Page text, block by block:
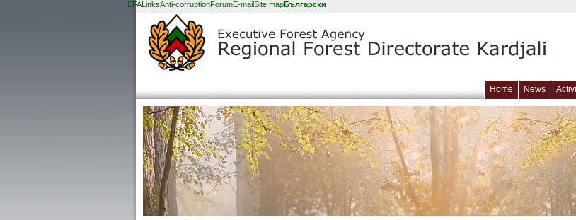
EFALinksAnti-corruptionForumE-mailSite mapБългарски
Home News